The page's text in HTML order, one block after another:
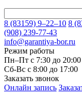
8 (83159) 9–22–10 8
(908) 239-77-43
info@garantiya-bor.ru
Режим работы
Пн–Пт с 7:30 до 20:00
Cб-Вс с 8:00 до 17:00
Заказать звонок
Онлайн запись